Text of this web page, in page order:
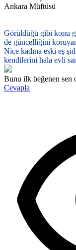
Ankara Müftüsü
Görüldüğü gibi konu
de güncelliğini
Nice kadına eski eş
kendilerini hala evli
Bunu ilk beğenen sen
Cevapla